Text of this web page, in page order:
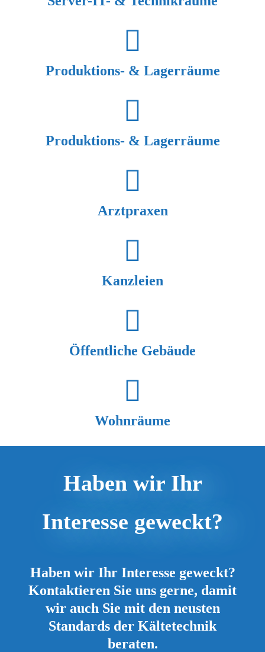
Produktions- & Lagerräume
Produktions- & Lagerräume
Arztpraxen
Kanzleien
Öffentliche Gebäude
Wohnräume
Haben wir Ihr
Interesse geweckt?
Haben wir Ihr Interesse geweckt?
Kontaktieren Sie uns gerne, damit
wir auch Sie mit den neusten
Standards der Kältetechnik
beraten.